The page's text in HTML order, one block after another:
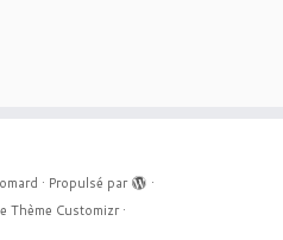
· Propulsé par
·
Thème Customizr·